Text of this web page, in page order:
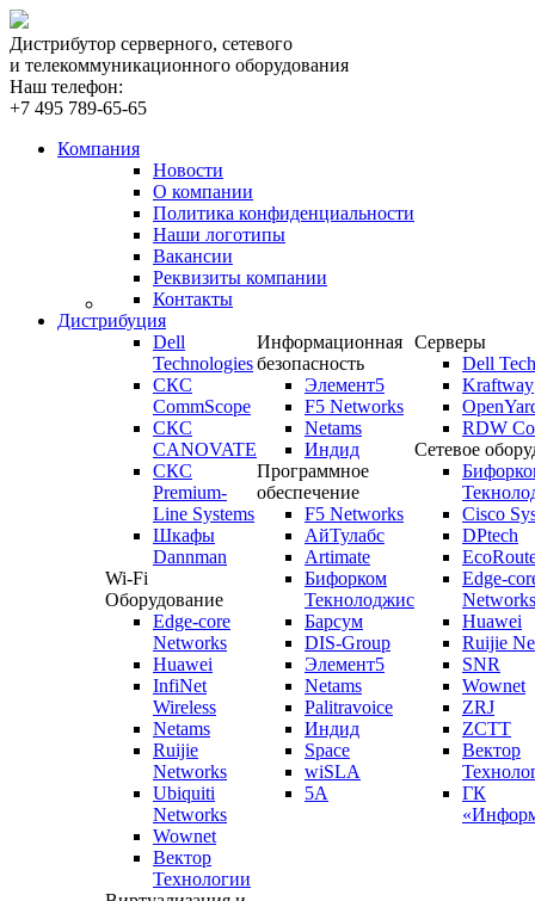
Дистрибутор серверного, сетевого
и телекоммуникационного оборудования
Наш телефон:
+7 495 789-65-65
Компания
Новости
О компании
Политика конфиденциальности
Наши логотипы
Вакансии
Реквизиты компании
Контакты
Дистрибуция
Dell
Technologies
СКС
CommScope
СКС
CANOVATE
СКС
Premium-
Line Systems
Шкафы
Dannman
Wi-Fi
Оборудование
Edge-core
Networks
Huawei
InfiNet
Wireless
Netams
Ruijie
Networks
Ubiquiti
Networks
Wownet
Вектор
Технологии
Информационная
безопасность
Элемент5
F5 Networks
Netams
Индид
Программное
обеспечение
F5 Networks
АйТулабс
Artimate
Бифорком
Текнолоджис
Барсум
DIS-Group
Элемент5
Netams
Palitravoice
Индид
Space
wiSLA
5A
Серверы
Dell
Kraftway
RDW
Сетевое
Cisco
DPtech
Edge-
Networks
Huawei
Ruijie
SNR
Wownet
ZRJ
ZCTT
Вектор
ГК